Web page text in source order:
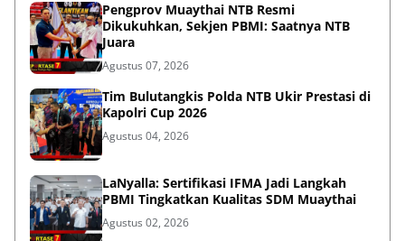
Pengprov Muaythai NTB Resmi
Dikukuhkan, Sekjen PBMI: Saatnya NTB
Juara
Agustus 07, 2026
Tim Bulutangkis Polda NTB Ukir Prestasi di
Kapolri Cup 2026
Agustus 04, 2026
LaNyalla: Sertifikasi IFMA Jadi Langkah
PBMI Tingkatkan Kualitas SDM Muaythai
Agustus 02, 2026